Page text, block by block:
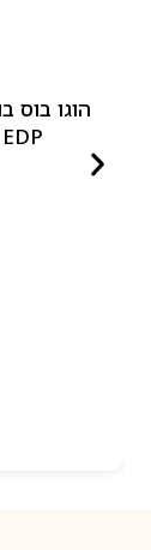
Bottled Beyond for Women EDP